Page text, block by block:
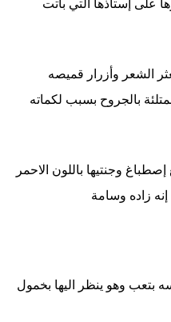
على إستاذها التي باتت
الشعر وأزرار قميصه
بالجروح بسبب لكماته
وجنتيها باللون الاحمر
زاده وسامة
بتعب وهو ينظر اليها بخمول